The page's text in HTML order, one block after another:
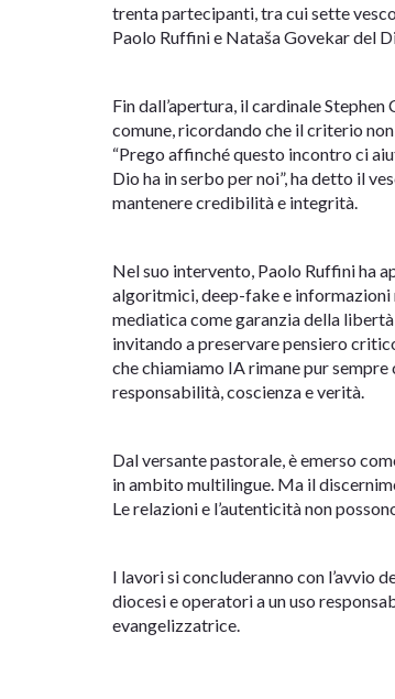
trenta partecipanti, tra cui sette
Paolo Ruffini e Nataša Govekar del
Fin dall’apertura, il cardinale
comune, ricordando che il criterio
“Prego affinché questo incontro ci
Dio ha in serbo per noi”, ha detto il
mantenere credibilità e integrità.
Nel suo intervento, Paolo Ruffini ha
algoritmici, deep-fake e informazioni
mediatica come garanzia della libertà
invitando a preservare pensiero
che chiamiamo IA rimane pur sempre
responsabilità, coscienza e verità.
Dal versante pastorale, è emerso
in ambito multilingue. Ma il
Le relazioni e l’autenticità non
I lavori si concluderanno con l’avvio
diocesi e operatori a un uso
evangelizzatrice.